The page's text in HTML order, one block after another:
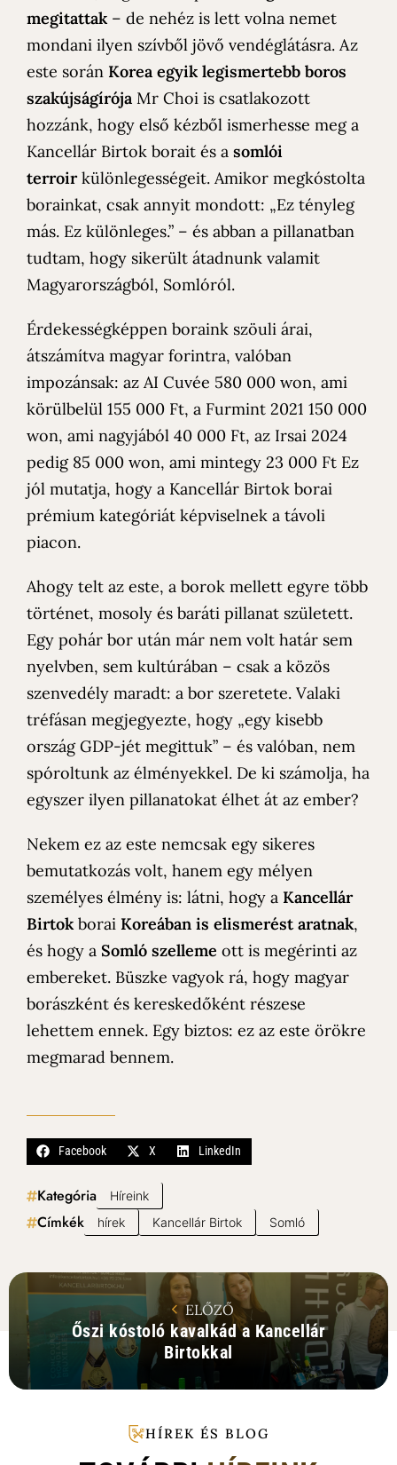
megitattak – de nehéz is lett volna nemet
mondani ilyen szívből jövő vendéglátásra. Az
este során Korea egyik legismertebb boros
szakújságírója Mr Choi is csatlakozott
hozzánk, hogy első kézből ismerhesse meg a
Kancellár Birtok borait és a somlói
terroirkülönlegességeit. Amikor megkóstolta
borainkat, csak annyit mondott: „Ez tényleg
más. Ez különleges.” – és abban a pillanatban
tudtam, hogy sikerült átadnunk valamit
Magyarországból, Somlóról.
Érdekességképpen boraink szöuli árai,
átszámítva magyar forintra, valóban
impozánsak: az AI Cuvée 580 000 won, ami
körülbelül 155 000 Ft, a Furmint 2021 150 000
won, ami nagyjából 40 000 Ft, az Irsai 2024
pedig 85 000 won, ami mintegy 23 000 Ft Ez
jól mutatja, hogy a Kancellár Birtok borai
prémium kategóriát képviselnek a távoli
piacon.
Ahogy telt az este, a borok mellett egyre több
történet, mosoly és baráti pillanat született.
Egy pohár bor után már nem volt határ sem
nyelvben, sem kultúrában – csak a közös
szenvedély maradt: a bor szeretete. Valaki
tréfásan megjegyezte, hogy „egy kisebb
ország GDP-jét megittuk” – és valóban, nem
spóroltunk az élményekkel. De ki számolja, ha
egyszer ilyen pillanatokat élhet át az ember?
Nekem ez az este nemcsak egy sikeres
bemutatkozás volt, hanem egy mélyen
személyes élmény is: látni, hogy a Kancellár
Birtok borai Koreában is elismerést aratnak,
és hogy a Somló szelleme ott is megérinti az
embereket. Büszke vagyok rá, hogy magyar
borászként és kereskedőként részese
lehettem ennek. Egy biztos: ez az este örökre
megmarad bennem.
Facebook X LinkedIn
Kategória Híreink
Címkék hírek Kancellár Birtok Somló
ELŐZŐ
Őszi kóstoló kavalkád a Kancellár
Birtokkal
HÍREK ÉS BLOG